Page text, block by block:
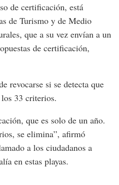
de certificación, está
de Turismo y de Medio
que a su vez envían a un
de certificación,
revocarse si se detecta que
33 criterios.
que es solo de un año.
se elimina”, afirmó
a los ciudadanos a
en estas playas.